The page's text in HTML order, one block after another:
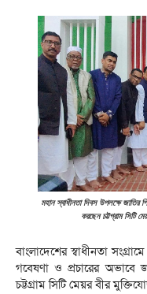
মহান স্বাধীনতা দিবস উপলক্ষে জাতির
করছেন চট্টগ্রাম সিটি
বাংলাদেশের স্বাধীনতা
গবেষণা ও প্রচারের অভাবে
চট্টগ্রাম সিটি মেয়র বীর